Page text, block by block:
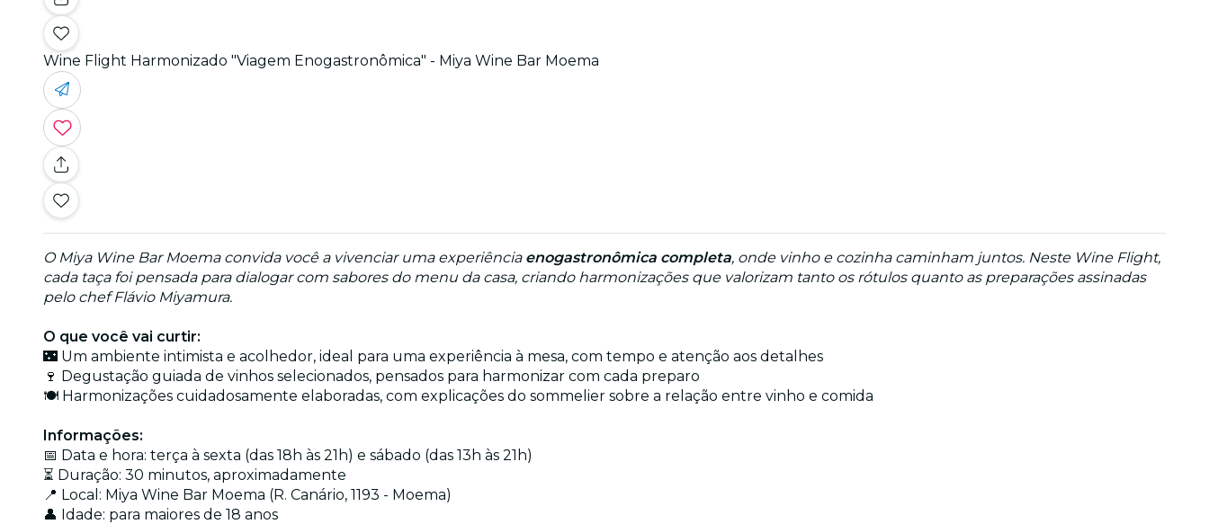
Wine Flight Harmonizado "Viagem Enogastronômica" - Miya Wine Bar Moema
O Miya Wine Bar Moema convida você a vivenciar uma experiência enogastronômica completa, onde vinho e cozinha caminham juntos. Neste Wine Flight,
cada taça foi pensada para dialogar com sabores do menu da casa, criando harmonizações que valorizam tanto os rótulos quanto as preparações assinadas
pelo chef Flávio Miyamura.
O que você vai curtir:
🌃 Um ambiente intimista e acolhedor, ideal para uma experiência à mesa, com tempo e atenção aos detalhes
🍷 Degustação guiada de vinhos selecionados, pensados para harmonizar com cada preparo
🍽️ Harmonizações cuidadosamente elaboradas, com explicações do sommelier sobre a relação entre vinho e comida
Informações:
📅 Data e hora: terça à sexta (das 18h às 21h) e sábado (das 13h às 21h)
⏳ Duração: 30 minutos, aproximadamente
📍 Local: Miya Wine Bar Moema (R. Canário, 1193 - Moema)
👤 Idade: para maiores de 18 anos